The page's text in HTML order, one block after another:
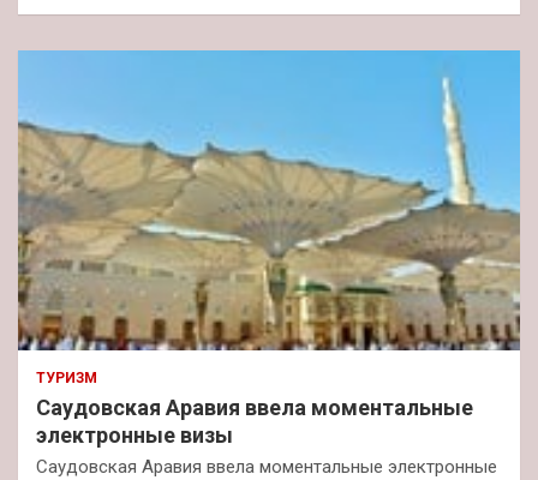
ТУРИЗМ
Саудовская Аравия ввела моментальные
электронные визы
Саудовская Аравия ввела моментальные электронные